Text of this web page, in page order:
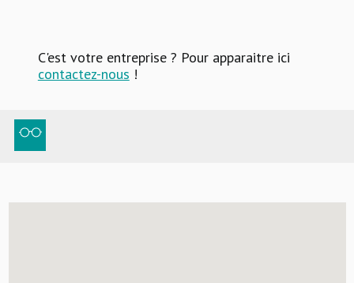
C'est votre entreprise ? Pour apparaitre ici
contactez-nous !